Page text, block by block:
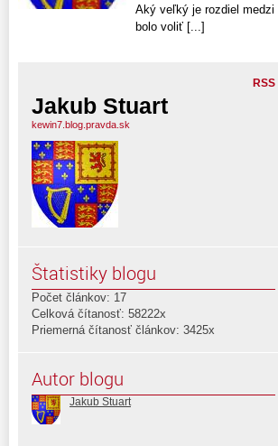
Aký veľký je rozdiel medzi
bolo voliť [...]
RSS
Jakub Stuart
kewin7.blog.pravda.sk
Štatistiky blogu
Počet článkov: 17
Celková čítanosť: 58222x
Priemerná čítanosť článkov: 3425x
Autor blogu
Jakub Stuart